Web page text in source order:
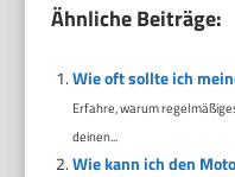
Ähnliche Beiträge:
Wie oft sollte ich
Erfahre, warum
deinen...
Wie kann ich den